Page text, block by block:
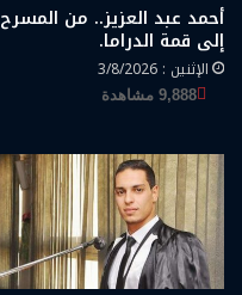
أحمد عبد العزيز.. من المسرح
إلى قمة الدراما.
الإثنين : 3/8/2026
9,888 مشاهدة